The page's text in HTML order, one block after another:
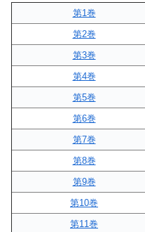
第1巻
第2巻
第3巻
第4巻
第5巻
第6巻
第7巻
第8巻
第9巻
第10巻
第11巻